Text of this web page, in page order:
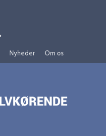
Nyheder Om os